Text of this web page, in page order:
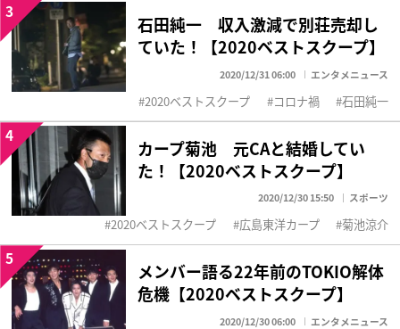
石田純一 収入激減で別荘売却し
ていた！【2020ベストスクープ】
2020/12/31 06:00 エンタメニュース
3
2020ベストスクープ コロナ禍 石田純一
カープ菊池 元CAと結婚してい
た！【2020ベストスクープ】
2020/12/30 15:50 スポーツ
4
2020ベストスクープ 広島東洋カープ 菊池涼介
メンバー語る22年前のTOKIO解体
危機【2020ベストスクープ】
2020/12/30 06:00 エンタメニュース
5